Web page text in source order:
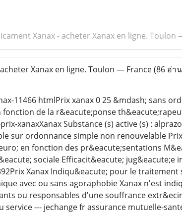
Xanax - acheter Xanax en ligne. Toulon
Xanax en ligne. Toulon — France(86 อ่า
11466 htmlPrix xanax 0 25 &mdash; sans
de la r&eacute;ponse
xanaxXanax Substance (s) active (s) :
sur ordonnance simple non renouvelable
en fonction des pr&eacute;sentations
sociale Efficacit&eacute;
Xanax Indiqu&eacute; pour le
avec ou sans agoraphobie Xanax n'est
ou responsables d'une souffrance
service --- jechange fr assurance mutuelle-